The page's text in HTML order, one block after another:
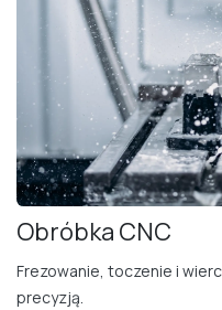
Obróbka CNC
Frezowanie, toczenie i
precyzją.